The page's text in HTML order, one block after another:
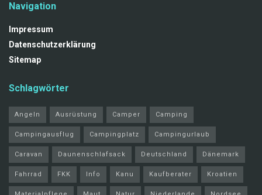
Navigation
Impressum
Datenschutzerklärung
Sitemap
Schlagwörter
Angeln Ausrüstung Camper Camping
Campingausflug Campingplatz Campingurlaub
Caravan Daunenschlafsack Deutschland Dänemark
Fahrrad FKK Info Kanu Kaufberater Kroatien